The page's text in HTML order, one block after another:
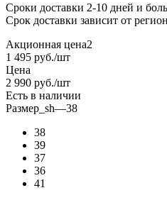
Сроки доставки 2-10 дней и
Срок доставки зависит от
Акционная цена2
1 495 руб./шт
Цена
2 990 руб./шт
Есть в наличии
Размер_sh—38
38
39
37
36
41